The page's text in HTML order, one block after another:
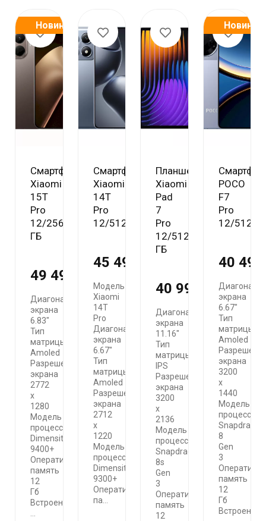
Новинка
Смартфон
Xiaomi
15T
Pro
12/256
ГБ
49 490 ₽
Диагональ
экрана
6.83"
Тип
матрицы
Amoled
Разрешение
экрана
2772
x
1280
Модель
процессора
Dimensity
9400+
Оперативная
память
12
Гб
Встроенная
Смартфон
Xiaomi
14T
Pro
12/512Gb
45 490 ₽
Модель
Xiaomi
14T
Pro
Диагональ
экрана
6.67"
Тип
матрицы
Amoled
Разрешение
экрана
2712
х
1220
Модель
процессора
Dimensity
9300+
Оперативная
па...
Планшет
Xiaomi
Pad
7
Pro
12/512
ГБ
40 990 ₽
Диагональ
экрана
11.16"
Тип
матрицы
IPS
Разрешение
экрана
3200
x
2136
Модель
процессора
Snapdragon
8s
Gen
3
Оперативная
память
12
Новинка
Смартфон
POCO
F7
Pro
12/512Gb
40
Диагональ
экрана
6.67"
Тип
матрицы
Amoled
экрана
3200
x
1440
Модель
процессора
Snapdragon
8
Gen
3
память
12
Гб
Встроенн...